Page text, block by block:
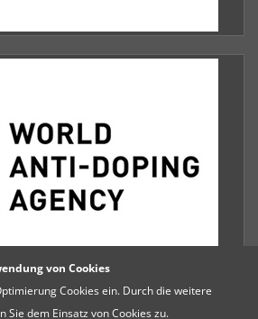
von Cookies
Cookies ein. Durch die weitere
Sie dem Einsatz von Cookies zu.